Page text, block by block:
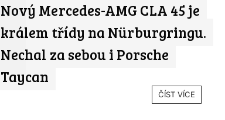
Nový Mercedes-AMG CLA 45 je
králem třídy na Nürburgringu.
Nechal za sebou i Porsche
Taycan
ČÍST VÍCE